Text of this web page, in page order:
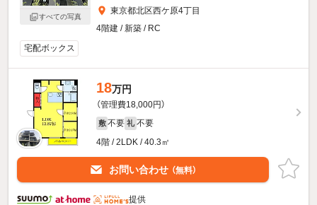
すべての写真
東京都北区西ケ原4丁目
4階建 / 新築 / RC
宅配ボックス
18万円
（管理費18,000円）
敷 不要 礼 不要
4階 / 2LDK / 40.3㎡
お問い合わせ （無料）
提供